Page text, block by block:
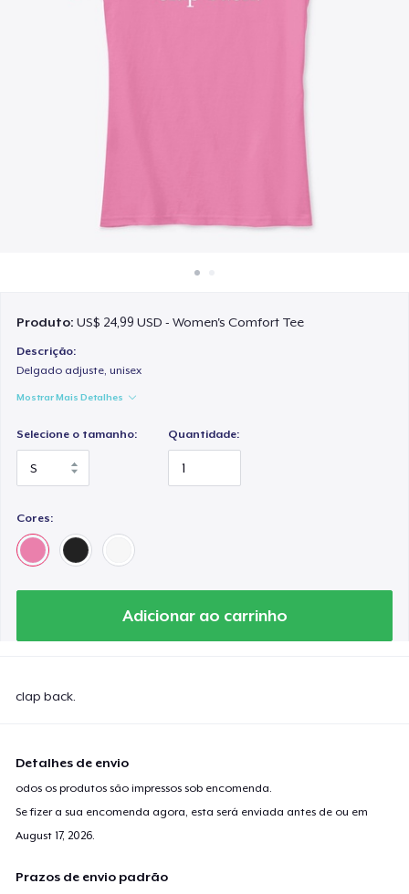
Produto:US$ 24,99 USD - Women's Comfort Tee
Descrição:
Delgado adjuste, unisex
Mostrar Mais Detalhes
Selecione o tamanho: Quantidade:
Cores:
Adicionar ao carrinho
clap back.
Detalhes de envio
odos os produtos são impressos sob encomenda.
Se fizer a sua encomenda agora, esta será enviada antes de ou em
August 17, 2026
Prazos de envio padrão